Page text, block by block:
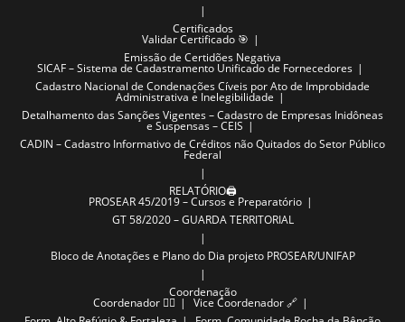
Certificados
Validar Certificado 🎯
Emissão de Certidões Negativa
SICAF – Sistema de Cadastramento Unificado de Fornecedores
Cadastro Nacional de Condenações Cíveis por Ato de Improbidade
Administrativa e Inelegibilidade
Detalhamento das Sanções Vigentes – Cadastro de Empresas Inidôneas
e Suspensas – CEIS
CADIN – Cadastro Informativo de Créditos não Quitados do Setor Público
Federal
RELATÓRIO🖨️
PROSEAR 45/2019 – Cursos e Preparatório
GT 58/2020 – GUARDA TERRITORIAL
Bloco de Anotações e Plano do Dia projeto PROSEAR/UNIFAP
Coordenação
Coordenador ✍🏽
Vice Coordenador 🔗